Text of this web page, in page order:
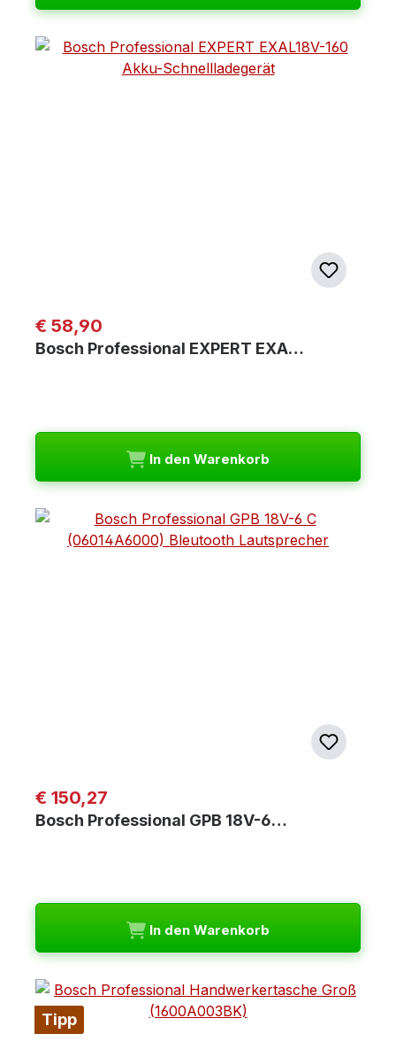
Regulärer Preis:
€ 58,90
Bosch Professional EXPERT EXA…
In den Warenkorb
Regulärer Preis:
€ 150,27
Bosch Professional GPB 18V-6…
In den Warenkorb
Tipp